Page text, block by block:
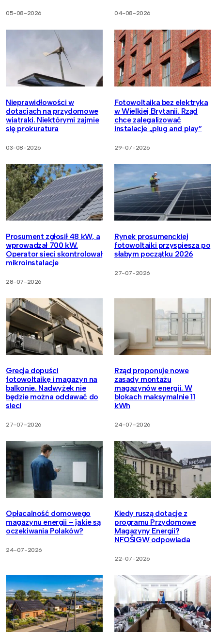
05-08-2026 04-08-2026
Nieprawidłowości w
dotacjach na przydomowe
wiatraki. Niektórymi zajmie
się prokuratura
03-08-2026
Fotowoltaika bez elektryka
w Wielkiej Brytanii. Rząd
chce zalegalizować
instalacje „plug and play”
29-07-2026
Prosument zgłosił 48 kW, a
wprowadzał 700 kW.
Operator sieci skontrolował
mikroinstalacje
28-07-2026
Rynek prosumenckiej
fotowoltaiki przyspiesza po
słabym początku 2026
27-07-2026
Grecja dopuści
fotowoltaikę i magazyn na
balkonie. Nadwyżek nie
będzie można oddawać do
sieci
27-07-2026
Rząd proponuje nowe
zasady montażu
magazynów energii. W
blokach maksymalnie 11
kWh
24-07-2026
Opłacalność domowego
magazynu energii – jakie są
oczekiwania Polaków?
24-07-2026
Kiedy ruszą dotacje z
programu Przydomowe
Magazyny Energii?
NFOŚiGW odpowiada
22-07-2026